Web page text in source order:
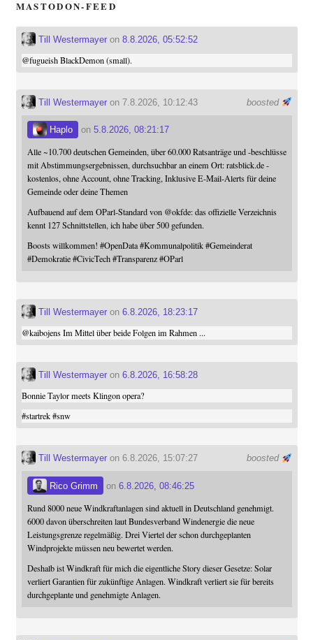
MASTODON-FEED
Till Westermayeron 8.8.2026, 05:52:52
@fugueishBlackDemon (small).
boosted
Till Westermayeron 7.8.2026, 10:12:43
Haplo on 5.8.2026, 08:21:17
Alle ~10.700 deutschen Gemeinden, über 60.000 Ratsanträge und -beschlüsse
mit Abstimmungsergebnissen, durchsuchbar an einem Ort: ratsblick.de -
kostenlos, ohne Account, ohne Tracking, Inklusive E-Mail-Alerts für deine
Gemeinde oder deine Themen
Aufbauend auf dem OParl-Standard von @okfde: das offizielle Verzeichnis
kennt 127 Schnittstellen, ich habe über 500 gefunden.
Boosts willkommen! #OpenData #Kommunalpolitik #Gemeinderat
#Demokratie #CivicTech #Transparenz #OParl
Till Westermayeron 6.8.2026, 18:23:17
@kaibojensIm Mittel über beide Folgen im Rahmen ...
Till Westermayeron 6.8.2026, 16:58:28
Bonnie Taylor meets Klingon opera?
#startrek #snw
boosted
Till Westermayeron 6.8.2026, 15:07:27
Rico Grimm on 6.8.2026, 08:46:25
Rund 8000 neue Windkraftanlagen sind aktuell in Deutschland genehmigt.
6000 davon überschreiten laut Bundesverband Windenergie die neue
Leistungsgrenze regelmäßig. Drei Viertel der schon durchgeplanten
Windprojekte müssen neu bewertet werden.
Deshalb ist Windkraft für mich die eigentliche Story dieser Gesetze: Solar
verliert Garantien für zukünftige Anlagen. Windkraft verliert sie für bereits
durchgeplante und genehmigte Anlagen.